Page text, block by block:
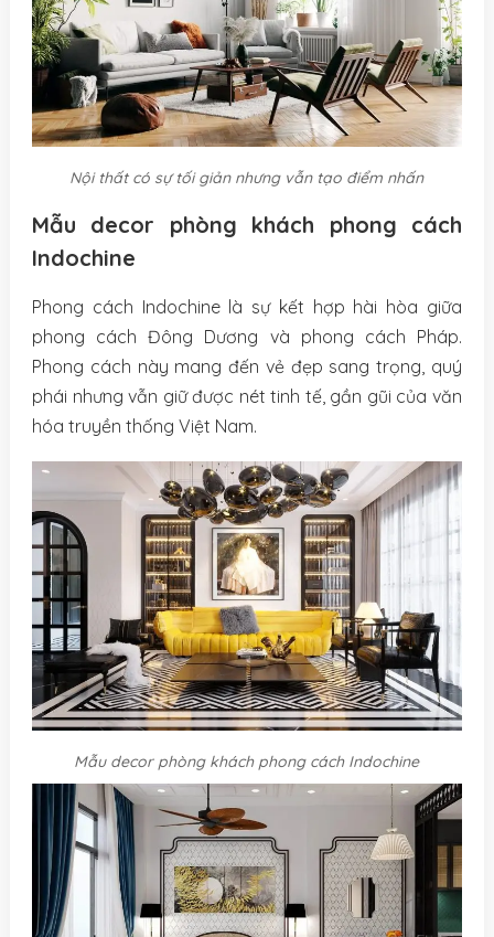
Nội thất có sự tối giản nhưng vẫn tạo điểm nhấn
Mẫu decor phòng khách phong cách
Indochine
Phong cách Indochine là sự kết hợp hài hòa giữa
phong cách Đông Dương và phong cách Pháp.
Phong cách này mang đến vẻ đẹp sang trọng, quý
phái nhưng vẫn giữ được nét tinh tế, gần gũi của văn
hóa truyền thống Việt Nam.
Mẫu decor phòng khách phong cách Indochine